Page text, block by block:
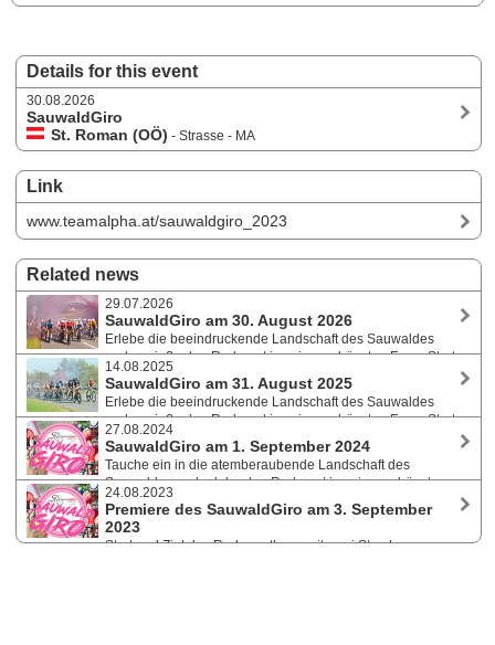
Details for this event
30.08.2026
SauwaldGiro
St. Roman (OÖ) - Strasse - MA
Link
www.teamalpha.at/sauwaldgiro_2023
Related news
29.07.2026
SauwaldGiro am 30. August 2026
Erlebe die beeindruckende Landschaft des Sauwaldes
und genieße den Radsport in seiner schönsten Form. Start
und Ziel des Radmarathons befinden sich in St. Roman bei Schärding
im oberösterreichischen Innviertel. Anmeldungen sind noch möglich.
14.08.2025
SauwaldGiro am 31. August 2025
Erlebe die beeindruckende Landschaft des Sauwaldes
und genieße den Radsport in seiner schönsten Form. Start
und Ziel des Radmarathons befinden sich in St. Roman bei Schärding
im oberösterreichischen Innviertel. Anmeldungen sind noch bis 28.
August möglich.
27.08.2024
SauwaldGiro am 1. September 2024
Tauche ein in die atemberaubende Landschaft des
Sauwaldes und erlebe den Radsport in seiner schönsten
Form. Start und Ziel des Radmarathons befinden sich in St. Roman bei
Schärding im oberösterreichischen Innviertel. Anmeldungen sind noch
bis 30. August möglich.
24.08.2023
Premiere des SauwaldGiro am 3. September
2023
Start und Ziel des Radmarathons mit zwei Strecken